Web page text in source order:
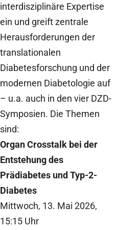
interdisziplinäre Expertise
ein und greift zentrale
Herausforderungen der
translationalen
Diabetesforschung und der
modernen Diabetologie auf
– u.a. auch in den vier DZD-
Symposien. Die Themen
sind:
Organ Crosstalk bei der
Entstehung des
Prädiabetes und Typ-2-
Diabetes
Mittwoch, 13. Mai 2026,
15:15 Uhr